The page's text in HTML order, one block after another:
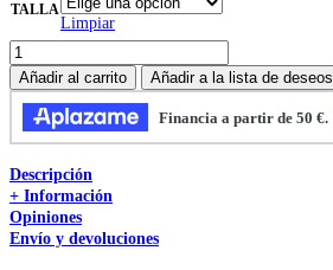
TALLA
Limpiar
Añadir al carrito Añadir a la lista de deseos
Descripción
+ Información
Opiniones
Envío y devoluciones